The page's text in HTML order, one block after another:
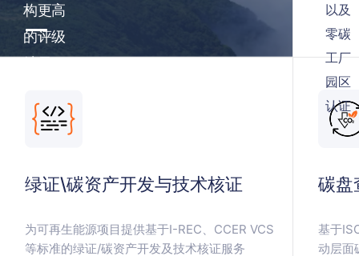
构更高
的评级
结果。
以及
零碳
工厂
园区
认证
绿证\碳资产开发与技术核证
为可再生能源项目提供基于I-REC、CCER VCS
等标准的绿证/碳资产开发及技术核证服务
碳盘
基于
动层面